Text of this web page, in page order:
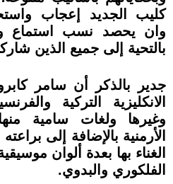
كليب الجديد إعجاب
وان يحصد نسب استماع
بالتحية إلى جميع الذين
جدير بالذكر أن سامر
الانكليزية التركية
وغيرها ولغات سامية
الأرمنية بالإضافة إلى
الغناء بها بعدة ألوان
الفلكوري والبدوي.